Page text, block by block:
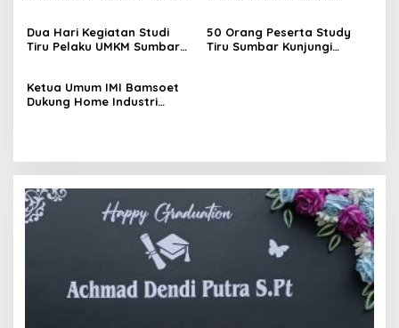
Dua Hari Kegiatan Studi
Tiru Pelaku UMKM Sumbar
50 Orang Peserta Study
Tiru Sumbar Kunjungi
Ketua Umum IMI Bamsoet
Dukung Home Industri